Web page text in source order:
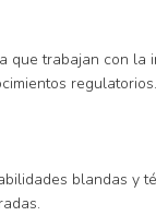
que trabajan con
regulatorios.
blandas y